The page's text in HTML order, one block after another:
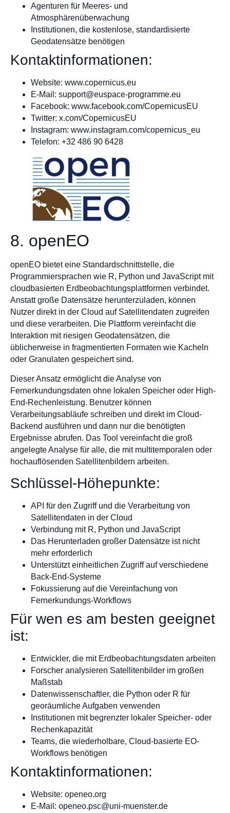
Agenturen für Meeres- und
Atmosphärenüberwachung
Institutionen, die kostenlose, standardisierte
Geodatensätze benötigen
Kontaktinformationen:
Website: www.copernicus.eu
E-Mail: support@euspace-programme.eu
Facebook: www.facebook.com/CopernicusEU
Twitter: x.com/CopernicusEU
Instagram: www.instagram.com/copernicus_eu
Telefon: +32 486 90 6428
8. openEO
openEO bietet eine Standardschnittstelle, die
Programmiersprachen wie R, Python und JavaScript mit
cloudbasierten Erdbeobachtungsplattformen verbindet.
Anstatt große Datensätze herunterzuladen, können
Nutzer direkt in der Cloud auf Satellitendaten zugreifen
und diese verarbeiten. Die Plattform vereinfacht die
Interaktion mit riesigen Geodatensätzen, die
üblicherweise in fragmentierten Formaten wie Kacheln
oder Granulaten gespeichert sind.
Dieser Ansatz ermöglicht die Analyse von
Fernerkundungsdaten ohne lokalen Speicher oder High-
End-Rechenleistung. Benutzer können
Verarbeitungsabläufe schreiben und direkt im Cloud-
Backend ausführen und dann nur die benötigten
Ergebnisse abrufen. Das Tool vereinfacht die groß
angelegte Analyse für alle, die mit multitemporalen oder
hochauflösenden Satellitenbildern arbeiten.
Schlüssel-Höhepunkte:
API für den Zugriff und die Verarbeitung von
Satellitendaten in der Cloud
Verbindung mit R, Python und JavaScript
Das Herunterladen großer Datensätze ist nicht
mehr erforderlich
Unterstützt einheitlichen Zugriff auf verschiedene
Back-End-Systeme
Fokussierung auf die Vereinfachung von
Fernerkundungs-Workflows
Für wen es am besten geeignet
ist:
Entwickler, die mit Erdbeobachtungsdaten arbeiten
Forscher analysieren Satellitenbilder im großen
Maßstab
Datenwissenschaftler, die Python oder R für
georäumliche Aufgaben verwenden
Institutionen mit begrenzter lokaler Speicher- oder
Rechenkapazität
Teams, die wiederholbare, Cloud-basierte EO-
Workflows benötigen
Kontaktinformationen:
Website: openeo.org
E-Mail: openeo.psc@uni-muenster.de